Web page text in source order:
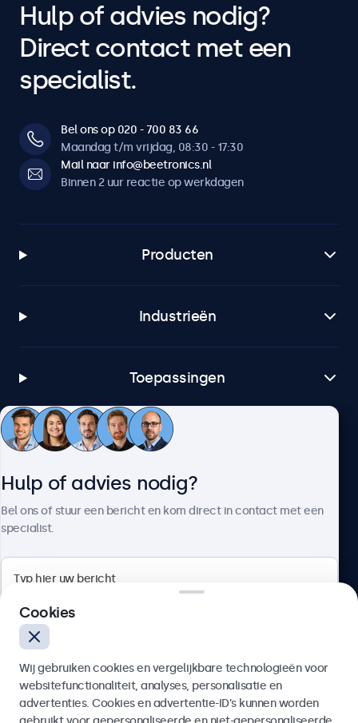
Hulp of advies nodig?
Direct contact met een
specialist.
Bel ons op 020 - 700 83 66
Maandag t/m vrijdag, 08:30 - 17:30
Mail naar info@beetronics.nl
Binnen 2 uur reactie op werkdagen
Producten
Industrieën
Toepassingen
Klantenservice
4.8/5 door 5000+ bedrijven
Nederlands
Hulp of advies nodig?
Bel ons of stuur een bericht en kom direct in contact met een
specialist.
Cookies
Wij gebruiken cookies en vergelijkbare technologieën voor
websitefunctionaliteit, analyses, personalisatie en
advertenties. Cookies en advertentie-ID’s kunnen worden